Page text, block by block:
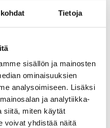
Tietoja
sisällön ja mainosten
ominaisuuksien
analysoimiseen. Lisäksi
ja analytiikka-
siitä, miten käytät
voivat yhdistää näitä
meille kaikille tutusta
mukaan julkisen vallan
oikoa vääriä käsityksiä